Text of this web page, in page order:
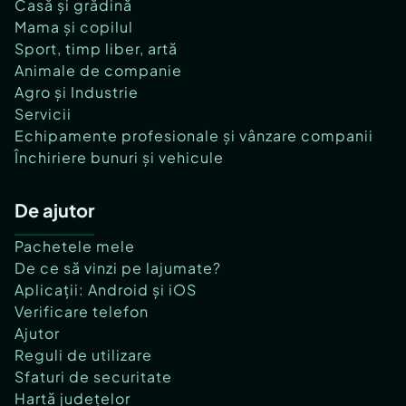
• generează venit
• oferă flexibilitate și potențial de dezvoltare
???? un activ potrivit pentru cumpărători care
caută utilitate reală + oportunitate de creștere.
CONTACT: MIHAI DRAGUSIN
MOBIL: 0753.117.653
E-MAIL: mihai.dragusin@globalhome.ro
___
Global Home Romania, este o firmă în schimbare
de jocuri pe piață imobiliară din România ce se
afla intr-o expansiune rapidă. Modelul
personalizat avand la baza tehnologia digitala,
inteligenta artificala și interacțiune umană alături
de colaboratorii firmei, inspiră constant
încredere. Având o abordare de marketing
profesională și îndrăzneță a ridicat atenția asupra
modului în care oamenii se gândesc la imobiliare
Casă și grădină
Mama și copilul
Sport, timp liber, artă
Animale de companie
Agro și Industrie
Servicii
Echipamente profesionale și vânzare companii
Închiriere bunuri și vehicule
De ajutor
Pachetele mele
De ce să vinzi pe lajumate?
Aplicații: Android și iOS
Verificare telefon
Ajutor
Reguli de utilizare
Sfaturi de securitate
Hartă județelor